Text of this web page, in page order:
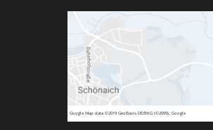
GoogleMap data ©2019 GeoBasis-DE/BKG (©2009), Google